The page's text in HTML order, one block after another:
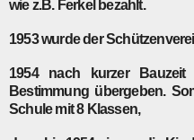
wie z.B. Ferkel bezahlt.
1953wurde der
1954nach kurzer Bauzeit
Bestimmung übergeben.
Schule mit 8 Klassen,